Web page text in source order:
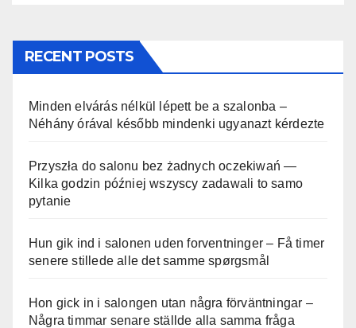
RECENT POSTS
Minden elvárás nélkül lépett be a szalonba –
Néhány órával később mindenki ugyanazt kérdezte
Przyszła do salonu bez żadnych oczekiwań —
Kilka godzin później wszyscy zadawali to samo
pytanie
Hun gik ind i salonen uden forventninger – Få timer
senere stillede alle det samme spørgsmål
Hon gick in i salongen utan några förväntningar –
Några timmar senare ställde alla samma fråga